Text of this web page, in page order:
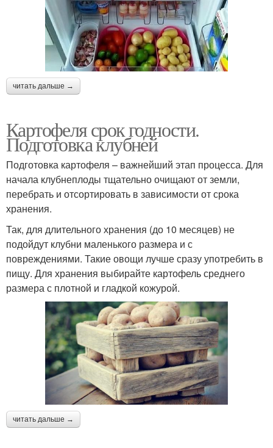
читать дальше →
Картофеля срок годности.
Подготовка клубней
Подготовка картофеля – важнейший этап процесса. Для
начала клубнеплоды тщательно очищают от земли,
перебрать и отсортировать в зависимости от срока
хранения.
Так, для длительного хранения (до 10 месяцев) не
подойдут клубни маленького размера и с
повреждениями. Такие овощи лучше сразу употребить в
пищу. Для хранения выбирайте картофель среднего
размера с плотной и гладкой кожурой.
читать дальше →